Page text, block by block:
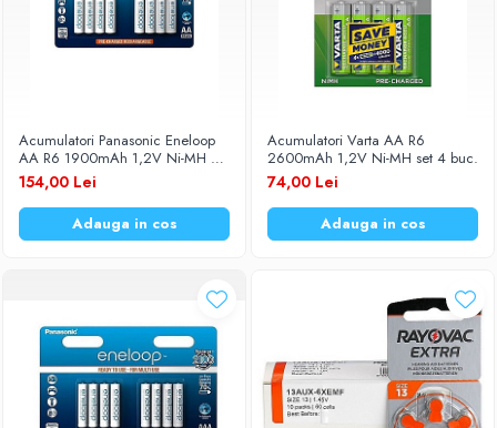
Acumulatori Panasonic Eneloop
AA R6 1900mAh 1,2V Ni-MH BK-
3MCCE/8BE set 8 buc.
154,00 Lei
Adauga in cos
Acumulatori Varta AA R6
2600mAh 1,2V Ni-MH set 4 buc.
74,00 Lei
Adauga in cos